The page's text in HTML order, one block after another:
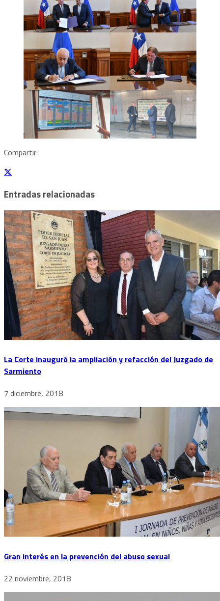
Compartir:
Entradas relacionadas
La Corte inauguró la ampliación y refacción del Juzgado de
Sarmiento
7 diciembre, 2018
Gran interés en la prevención del abuso sexual
22 noviembre, 2018